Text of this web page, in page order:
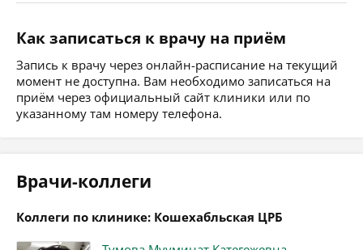
Как записаться к врачу на приём
Запись к врачу через онлайн-расписание на текущий
момент не доступна. Вам необходимо записаться на
приём через официальный сайт клиники или по
указанному там номеру телефона.
Врачи-коллеги
Коллеги по клинике: Кошехабльская ЦРБ